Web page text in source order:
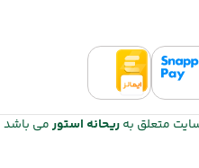
متعلق بهریحانه استورمی باشد